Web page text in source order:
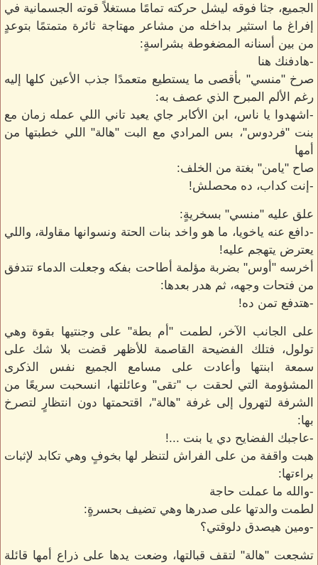
الجميع، جثا فوقه ليشل حركته تمامًا مستغلاً قوته الجسمانية في
إفراغ ما استثير بداخله من مشاعر مهتاجة ثائرة متمتمًا بتوعدٍ
من بين أسنانه المضغوطة بشراسةٍ:
-هادفنك هنا
صرخ "منسي" بأقصى ما يستطيع متعمدًا جذب الأعين كلها إليه
رغم الألم المبرح الذي عصف به:
-اشهدوا يا ناس، ابن الأكابر جاي يعيد تاني اللي عمله زمان مع
بنت "فردوس"، بس المرادي مع البت "هالة" اللي خطبتها من
أمها
صاح "يامن" بغتة من الخلف:
-إنت كداب، ده محصلش!
علق عليه "منسي" بسخريةٍ:
-دافع عنه ياخويا، ما هو واخد بنات الحتة ونسوانها مقاولة، واللي
يعترض يتهجم عليه!
أخرسه "أوس" بضربة مؤلمة أطاحت بفكه وجعلت الدماء تتدفق
من فتحات وجهه، ثم هدر بعدها:
-هتدفع تمن ده!
على الجانب الآخر، لطمت "أم بطة" على وجنتيها بقوة وهي
تولول، فتلك الفضيحة القاصمة للأظهر قضت بلا شك على
سمعة ابنتها وأعادت على مسامع الجميع نفس الذكرى
المشؤومة التي لحقت ب "تقى" وعائلتها، انسحبت سريعًا من
الشرفة لتهرول إلى غرفة "هالة"، اقتحمتها دون انتظارٍ لتصرخ
بها:
-عاجبك الفضايح دي يا بنت ...!
هبت واقفة من على الفراش لتنظر لها بخوفٍ وهي تكابد لإثبات
براءتها:
-والله ما عملت حاجة
لطمت والدتها على صدرها وهي تضيف بحسرةٍ:
-ومين هيصدق دلوقتي؟
تشجعت "هالة" لتقف قبالتها، وضعت يدها على ذراع أمها قائلة